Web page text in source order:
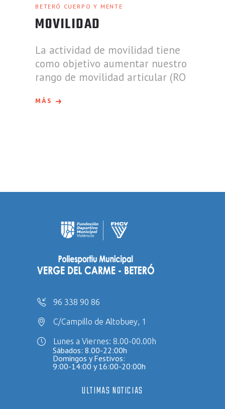
BETERÓ CUERPO Y MENTE
MOVILIDAD
La actividad de movilidad tiene
como objetivo aumentar nuestro
rango de movilidad articular (RO
MÁS
96 338 90 86
C/Campillo de Altobuey, 1
Lunes a Viernes: 8.00-00.00h
Sábados: 8.00-22:00h
Domingos y Festivos:
9:00-14:00 y 16:00-20:00h
ULTIMAS NOTICIAS